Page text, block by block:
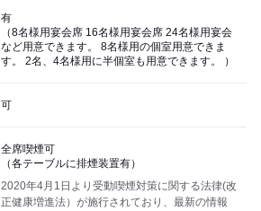
有
（8名様用宴会席 16名様用宴会席 24名様用宴会
など用意できます。 8名様用の個室用意できま
す。 2名、4名様用に半個室も用意できます。 ）
可
全席喫煙可
（各テーブルに排煙装置有）
2020年4月1日より受動喫煙対策に関する法律(改
正健康増進法）が施行されており、最新の情報